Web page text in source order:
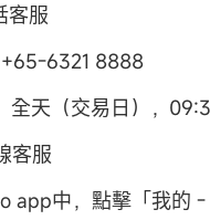
客服
6321 8888
全天（交易日），
客服
app中，點擊「我的 -